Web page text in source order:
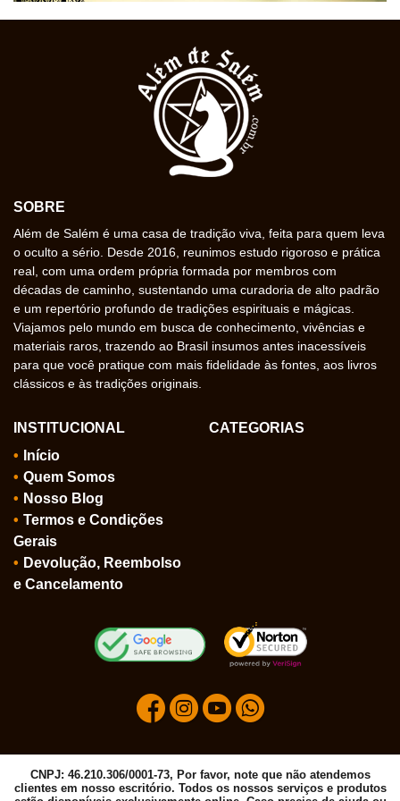
SOBRE
Além de Salém é uma casa de tradição viva, feita para quem leva
o oculto a sério. Desde 2016, reunimos estudo rigoroso e prática
real, com uma ordem própria formada por membros com
décadas de caminho, sustentando uma curadoria de alto padrão
e um repertório profundo de tradições espirituais e mágicas.
Viajamos pelo mundo em busca de conhecimento, vivências e
materiais raros, trazendo ao Brasil insumos antes inacessíveis
para que você pratique com mais fidelidade às fontes, aos livros
clássicos e às tradições originais.
INSTITUCIONAL
Início
Quem Somos
Nosso Blog
Termos e Condições
Gerais
Devolução, Reembolso
e Cancelamento
CATEGORIAS
CNPJ: 46.210.306/0001-73, Por favor, note que não atendemos
clientes em nosso escritório. Todos os nossos serviços e produtos